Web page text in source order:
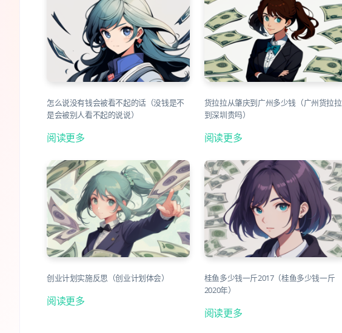
怎么说没有钱会被看不起的话（没钱是不
是会被别人看不起的说说）
阅读更多
货拉拉从肇庆到广州多少钱（广州货拉拉
到深圳贵吗）
阅读更多
创业计划实施反思（创业计划体会）
阅读更多
桂鱼多少钱一斤2017（桂鱼多少钱一斤
2020年）
阅读更多